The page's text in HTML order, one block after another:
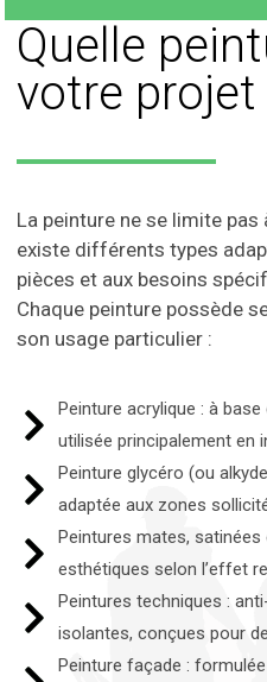
Quelle
votre projet
La peinture ne se limite pas
existe différents types
pièces et aux besoins
Chaque peinture possède
son usage particulier :
Peinture acrylique : à
utilisée principalement en
Peinture glycéro (ou
adaptée aux zones
Peintures mates,
esthétiques selon l’effet
Peintures techniques :
isolantes, conçues pour
Peinture façade :